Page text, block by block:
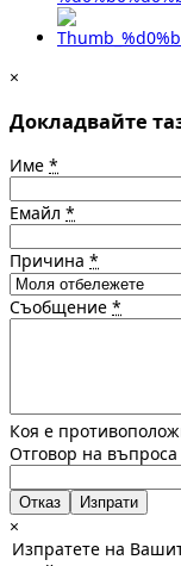
×
Докладвайте
Име *
Емайл *
Причина *
Съобщение *
Коя е
Отговор на въпроса
Отказ
×
Изпратете на